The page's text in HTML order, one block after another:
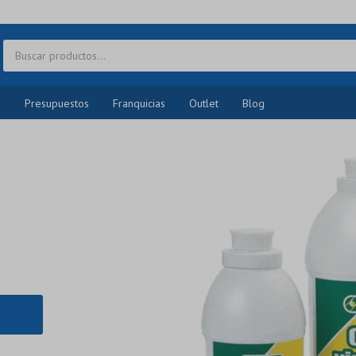
Presupuestos Franquicias Outlet Blog